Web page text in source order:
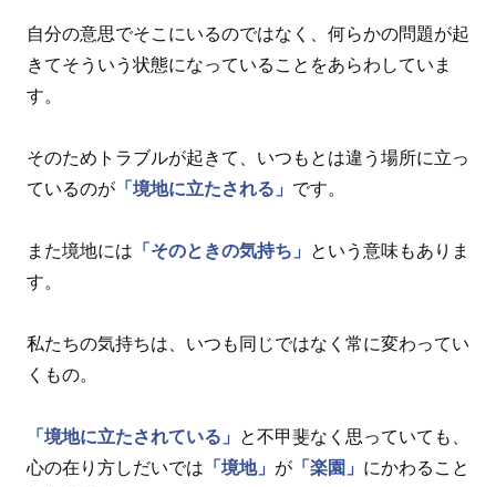
自分の意思でそこにいるのではなく、何らかの問題が起
きてそういう状態になっていることをあらわしていま
す。
そのためトラブルが起きて、いつもとは違う場所に立っ
ているのが 「境地に立たされる」 です。
また境地には 「そのときの気持ち」
という意味もありま
す。
私たちの気持ちは、いつも同じではなく常に変わってい
くもの。
「境地に立たされている」
と不甲斐なく思っていても、
心の在り方しだいでは 「境地」 が 「楽園」 にかわること